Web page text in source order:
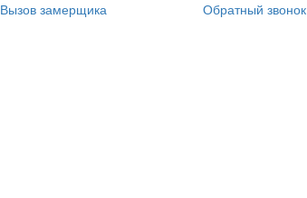
Вызов замерщика Обратный звонок